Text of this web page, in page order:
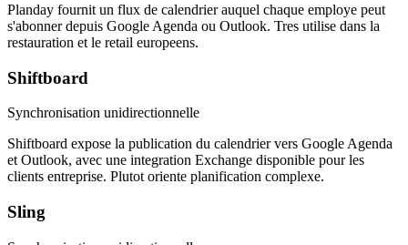
Planday fournit un flux de calendrier auquel chaque employe peut
s'abonner depuis Google Agenda ou Outlook. Tres utilise dans la
restauration et le retail europeens.
Shiftboard
Synchronisation unidirectionnelle
Shiftboard expose la publication du calendrier vers Google Agenda
et Outlook, avec une integration Exchange disponible pour les
clients entreprise. Plutot oriente planification complexe.
Sling